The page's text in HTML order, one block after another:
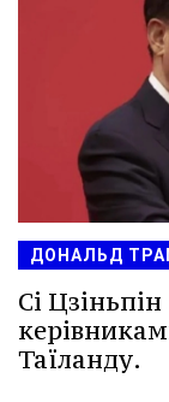
ДОНАЛЬД
Сі Цзіньпін
Таїланду.